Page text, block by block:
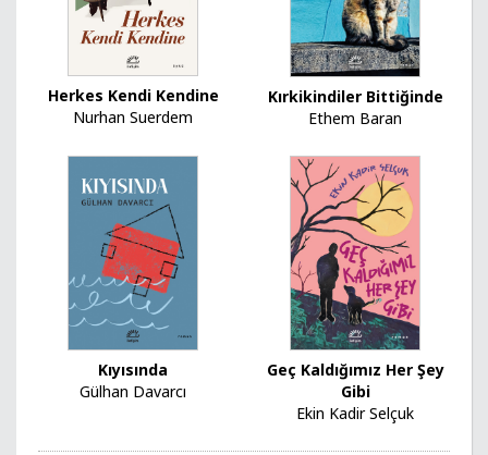
Herkes Kendi Kendine
Nurhan Suerdem
Kırkikindiler Bittiğinde
Ethem Baran
Kıyısında
Gülhan Davarcı
Geç Kaldığımız Her Şey
Gibi
Ekin Kadir Selçuk